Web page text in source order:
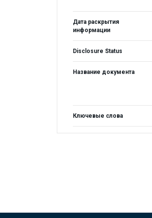
Дата раскрытия
информации
Disclosure Status
Название документа
Ключевые слова